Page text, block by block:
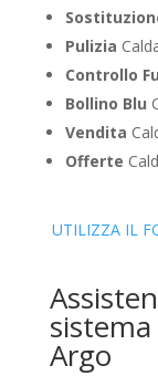
Pulizia
Controllo
Bollino Blu
Vendita
Offerte
UTILIZZA IL
Argo